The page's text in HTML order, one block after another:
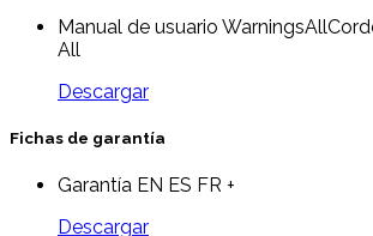
Manual de usuario
All
Descargar
Fichas de garantía
Garantía EN ES FR +
Descargar